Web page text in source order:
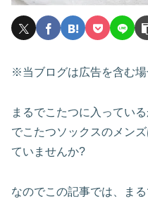
※当ブログは広告を含む場
まるでこたつに入ってい
でこたつソックスのメン
ていませんか?
なのでこの記事では、ま